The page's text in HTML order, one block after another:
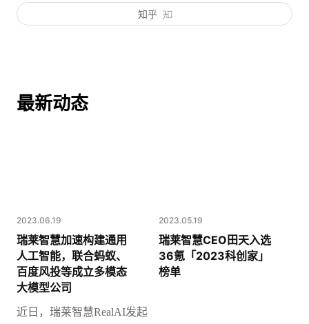
知乎
最新动态
2023.06.19
瑞莱智慧加速构建通用
人工智能，联合蚂蚁、
百度风投等成立多模态
大模型公司
近日，瑞莱智慧RealAI发起
2023.05.19
瑞莱智慧CEO田天入选
36氪「2023科创家」
榜单